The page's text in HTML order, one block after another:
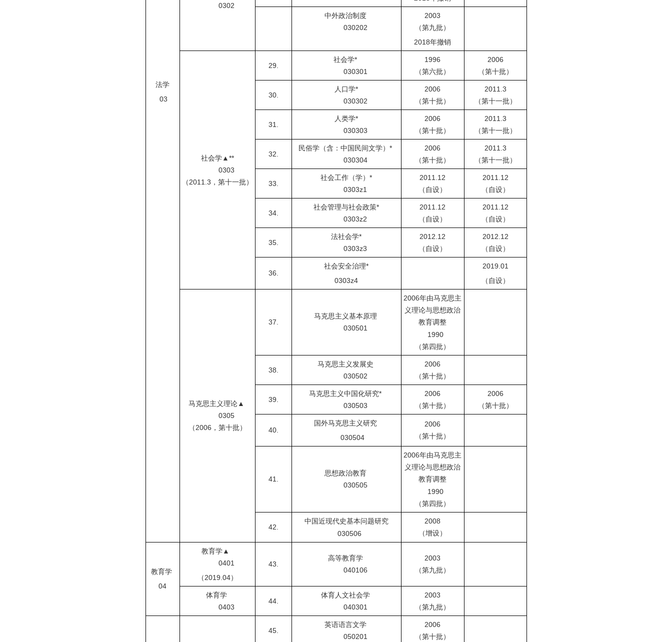
法学
03
0302
中外政治制度
030202
2003
（第九批）
2018年撤销
社会学▲**
0303
（2011.3 ，第十一批）
29.
社会学*
030301
1996
（第六批）
2006
（第十批）
30.
人口学*
030302
2006
（第十批）
2011.3
（第十一批）
31.
人类学*
030303
2006
（第十批）
2011.3
（第十一批）
32.
民俗学（含：中国民间文学） *
030304
2006
（第十批）
2011.3
（第十一批）
33.
社会工作（学） *
0303z1
2011.12
（自设）
2011.12
（自设）
34.
社会管理与社会政策*
0303z2
2011.12
（自设）
2011.12
（自设）
35.
法社会学*
0303z3
2012.12
（自设）
2012.12
（自设）
36.
社会安全治理*
0303z4
2019.01
（自设）
马克思主义理论▲
0305
（2006 ，第十批）
37.
马克思主义基本原理
030501
2006年由马克思主
义理论与思想政治
教育调整
1990
（第四批）
38.
马克思主义发展史
030502
2006
（第十批）
39.
马克思主义中国化研究*
030503
2006
（第十批）
2006
（第十批）
40.
国外马克思主义研究
030504
2006
（第十批）
41.
思想政治教育
030505
2006年由马克思主
义理论与思想政治
教育调整
1990
（第四批）
42.
中国近现代史基本问题研究
030506
2008
（增设）
教育学
04
教育学▲
0401
（2019.04）
43.
高等教育学
040106
2003
（第九批）
体育学
0403
44.
体育人文社会学
040301
2003
（第九批）
45.
英语语言文学
050201
2006
（第十批）